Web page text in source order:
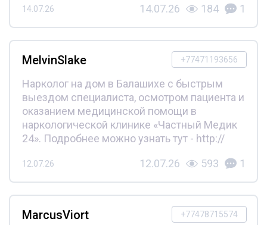
14.07.26 14.07.26 184 1
+77471193656
MelvinSlake
Нарколог на дом в Балашихе с быстрым
выездом специалиста, осмотром пациента и
оказанием медицинской помощи в
наркологической клинике «Частный Медик
24». Подробнее можно узнать тут - http://
12.07.26 12.07.26 593 1
+77478715574
MarcusViort